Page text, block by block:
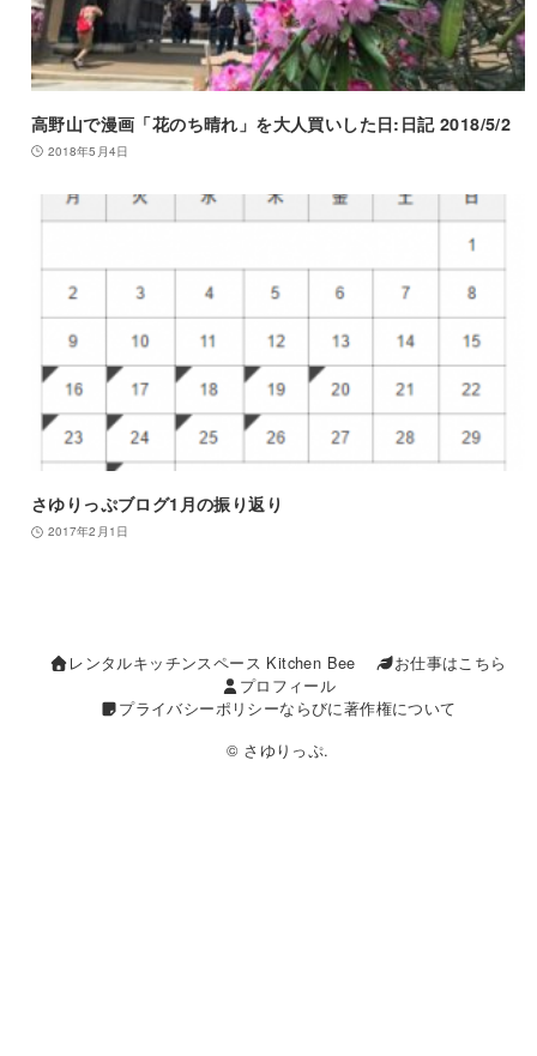
高野山で漫画「花のち晴れ」を大人買いした日:日記 2018/5/2
2018年5月4日
さゆりっぷブログ1月の振り返り
2017年2月1日
レンタルキッチンスペース Kitchen Bee
お仕事はこちら
プロフィール
プライバシーポリシーならびに著作権について
© さゆりっぷ.